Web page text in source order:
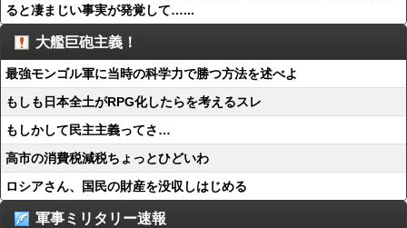
ると凄まじい事実が発覚して…...
大艦巨砲主義！
最強モンゴル軍に当時の科学力で勝つ方法を述べよ
もしも日本全土がRPG化したらを考えるスレ
もしかして民主主義ってさ…
高市の消費税減税ちょっとひどいわ
ロシアさん、国民の財産を没収しはじめる
軍事ミリタリー速報